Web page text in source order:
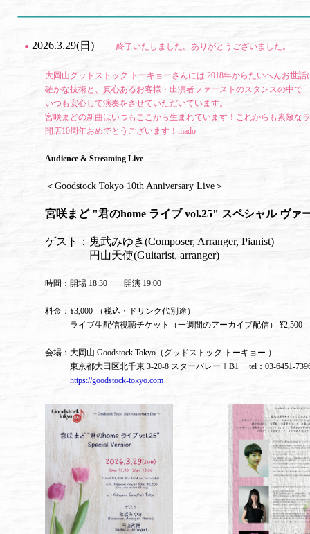
● 2026.3.29(日) 終了いたしました。ありがとうございました。
大岡山グッドストック トーキョーさんには 2018年からたいへんお世
確かな技術と、真心あるお客様・出演者ファーストのスタンスの中で
いつも安心して演奏をさせていただいています。
宮咲まどの新曲はいつもここから生まれています！これからも素敵な
開店10周年おめでとうございます！mado
Audience & Streaming Live
＜Goodstock Tokyo 10th Anniversary Live＞
宮咲まど "君のhome ライブ vol.25" スペシャル ヴァ
ゲスト：鬼武みゆき(Composer, Arranger, Pianist)
円山天使(Guitarist, arranger)
時間：開場 18:30 開演 19:00
料金：¥3,000-（税込・ドリンク代別途）
ライブ生配信視聴チケット（一週間のアーカイブ配信） ¥2,500-
会場：大岡山 Goodstock Tokyo（グッドストック トーキョー ）
東京都大田区北千束 3-20-8 スターバレー Ⅱ B1 tel：03-6451-
https://goodstock-tokyo.com